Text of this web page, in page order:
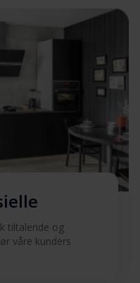
tiltalende og
våre kunders